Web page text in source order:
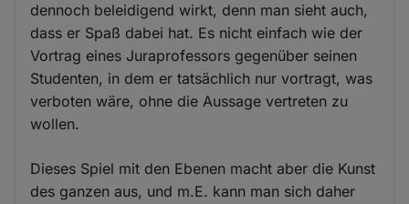
dennoch beleidigend wirkt, denn man sieht auch,
dass er Spaß dabei hat. Es nicht einfach wie der
Vortrag eines Juraprofessors gegenüber seinen
Studenten, in dem er tatsächlich nur vortragt, was
verboten wäre, ohne die Aussage vertreten zu
wollen.
Dieses Spiel mit den Ebenen macht aber die Kunst
des ganzen aus, und m.E. kann man sich daher